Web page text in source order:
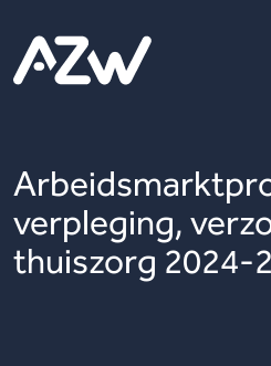
verpleging,
thuiszorg 2024-